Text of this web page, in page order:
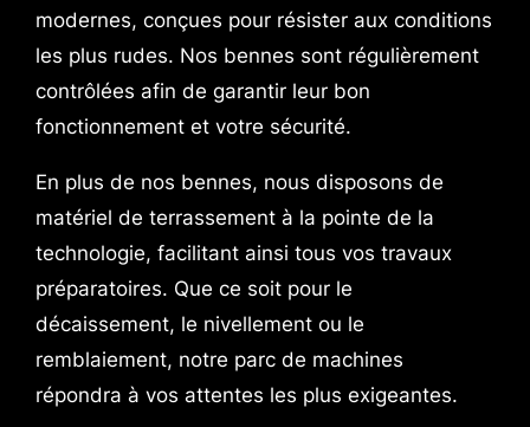
modernes, conçues pour résister aux conditions
les plus rudes. Nos bennes sont régulièrement
contrôlées afin de garantir leur bon
fonctionnement et votre sécurité.
En plus de nos bennes, nous disposons de
matériel de terrassement à la pointe de la
technologie, facilitant ainsi tous vos travaux
préparatoires. Que ce soit pour le
décaissement, le nivellement ou le
remblaiement, notre parc de machines
répondra à vos attentes les plus exigeantes.